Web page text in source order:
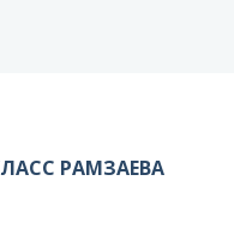
РАМЗАЕВА